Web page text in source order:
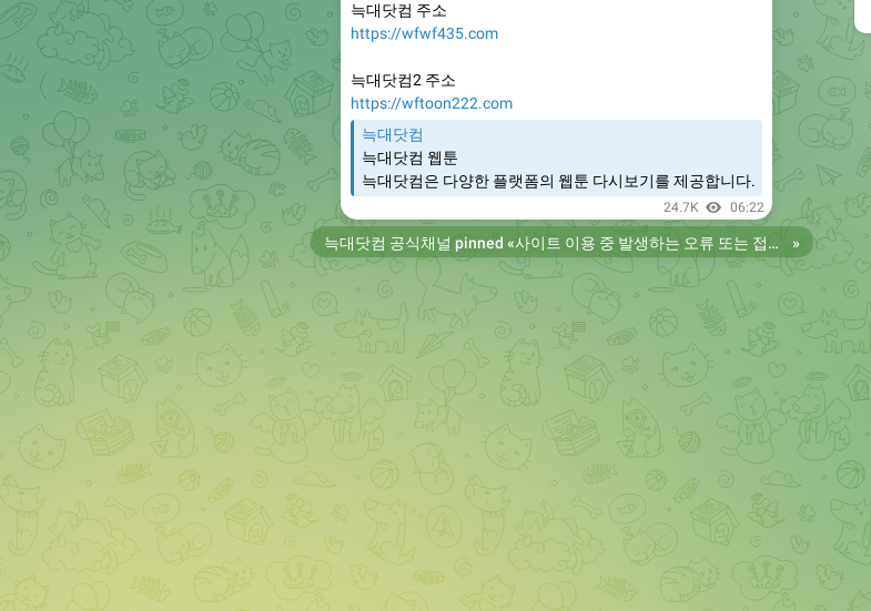
늑대닷컴 주소
https://wfwf435.com
늑대닷컴2 주소
https://wftoon222.com
늑대닷컴
늑대닷컴 웹툰
늑대닷컴은 다양한 플랫폼의 웹툰 다시보기를 제공합니다.
24.7K 06:22
늑대닷컴 공식채널 pinned « 사이트 이용 중 발생하는 오류 또는 접속 불가 현상은 제보 부탁드립니다. 리뉴얼 전의 늑대닷컴을 원하시는 분들은 늑대닷컴2로 이용 바랍니다. 항상 늑대닷컴을 찾아주셔서 감사합니다. 늑대닷컴 주소 https://wfwf435.com 늑대닷컴2 주소 https://wftoon222.com »